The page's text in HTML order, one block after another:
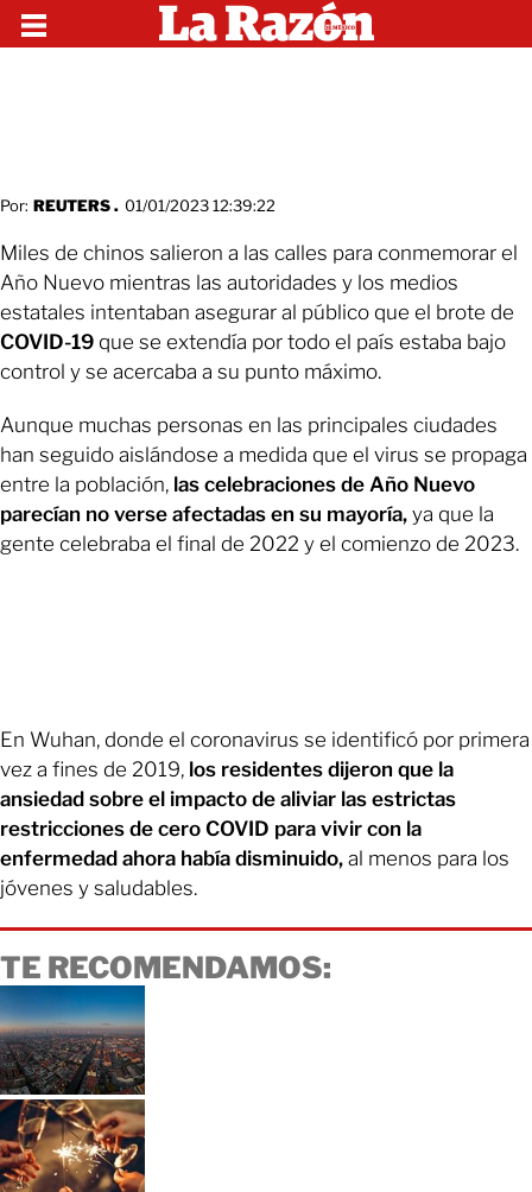
Por: REUTERS . 01/01/2023 12:39:22
Miles de chinos salieron a las calles para conmemorar el
Año Nuevo mientras las autoridades y los medios
estatales intentaban asegurar al público que el brote de
COVID-19 que se extendía por todo el país estaba bajo
control y se acercaba a su punto máximo.
Aunque muchas personas en las principales ciudades
han seguido aislándose a medida que el virus se propaga
entre la población, las celebraciones de Año Nuevo
parecían no verse afectadas en su mayoría, ya que la
gente celebraba el final de 2022 y el comienzo de 2023.
En Wuhan, donde el coronavirus se identificó por primera
vez a fines de 2019, los residentes dijeron que la
ansiedad sobre el impacto de aliviar las estrictas
restricciones de cero COVID para vivir con la
enfermedad ahora había disminuido, al menos para los
jóvenes y saludables.
TE RECOMENDAMOS: